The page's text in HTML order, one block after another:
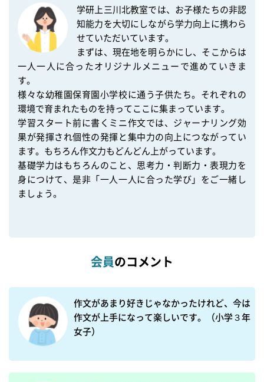
学研上三川北教室では、お子様たちの非認
知能力を大切にしながら学力向上に携わら
せていただいています。
まずは、現在地を明らかにし、そこからは
一人一人に合ったオリジナルメニューで進めていきま
す。
様々な幼稚園保育園小学校に通う子供たち。それぞれの
環境で育まれたものを持ってここに集まっています。
学習スタート前に書くミニ作文では、ジャーナリング効
果が発揮され個性の発揮と集中力の向上につながってい
ます。もちろん作文力もどんどん上がっています。
基礎学力はもちろんのこと、思考力・判断力・表現力を
身につけて、是非「一人一人に合った学び」をご一緒し
ましょう。
会員のコメント
作文があまり好きじゃなかったけれど、今は
作文が上手になって楽しいです。（小学３年
女子）